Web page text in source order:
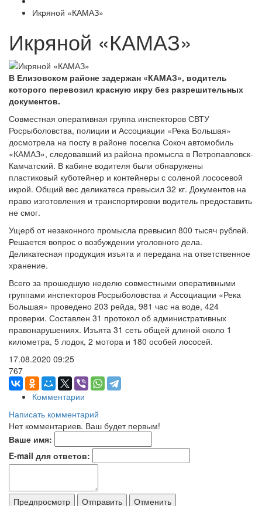
Икряной «КАМАЗ»
Икряной «КАМАЗ»
В Елизовском районе задержан «КАМАЗ», водитель
которого перевозил красную икру без разрешительных
документов.
Совместная оперативная группа инспекторов СВТУ
Росрыболовства, полиции и Ассоциации «Река Большая»
досмотрела на посту в районе поселка Сокоч автомобиль
«КАМАЗ», следовавший из района промысла в Петропавловск-
Камчатский. В кабине водителя были обнаружены
пластиковый куботейнер и контейнеры с соленой лососевой
икрой. Общий вес деликатеса превысил 32 кг. Документов на
право изготовления и транспортировки водитель предоставить
не смог.
Ущерб от незаконного промысла превысил 800 тысяч рублей.
Решается вопрос о возбуждении уголовного дела.
Деликатесная продукция изъята и передана на ответственное
хранение.
Всего за прошедшую неделю совместными оперативными
группами инспекторов Росрыболовства и Ассоциации «Река
Большая» проведено 203 рейда, 981 час на воде, 424
проверки. Составлен 31 протокол об административных
правонарушениях. Изъята 31 сеть общей длиной около 1
километра, 5 лодок, 2 мотора и 180 особей лососей.
17.08.2020 09:25
767
Комментарии
Написать комментарий
Нет комментариев. Ваш будет первым!
Ваше имя:
E-mail для ответов: